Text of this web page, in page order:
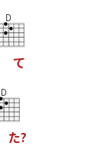
D
て
D
た?